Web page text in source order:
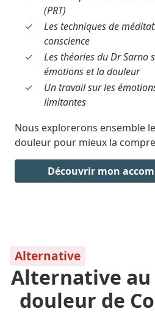
(PRT)
Les techniques de
conscience
Les théories du Dr Sarno
émotions et la douleur
Un travail sur les
limitantes
Nous explorerons ensemble
douleur pour mieux la
Découvrir mon
Alternative
Alternative
douleur de